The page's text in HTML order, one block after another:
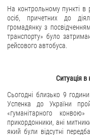
На контрольному пункті в
осіб, причетних до
громадянку з
транспорту» було
рейсового автобуса.
Ситуація в
Сьогодні близько 9
Успенка до України
«гуманітарного
прикордонники, ані
який були відсутні